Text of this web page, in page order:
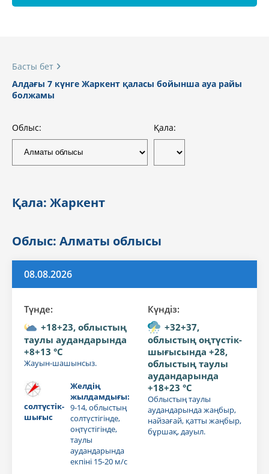
Басты бет
Алдағы 7 күнге Жаркент қаласы бойынша ауа райы
болжамы
Облыс: Қала:
Қала: Жаркент
Облыс: Алматы облысы
08.08.2026
Түнде:
+18+23, облыстың
таулы аудандарында
+8+13 °C
Жауын-шашынсыз.
солтүстік-
шығыс
Желдің
жылдамдығы:
9-14, облыстың
солтүстігінде,
оңтүстігінде,
таулы
аудандарында
екпіні 15-20 м/с
Күндiз:
+32+37,
облыстың оңтүстік-
шығысында +28,
облыстың таулы
аудандарында
+18+23 °C
Облыстың таулы
аудандарында жаңбыр,
найзағай, қатты жаңбыр,
бұршақ, дауыл.